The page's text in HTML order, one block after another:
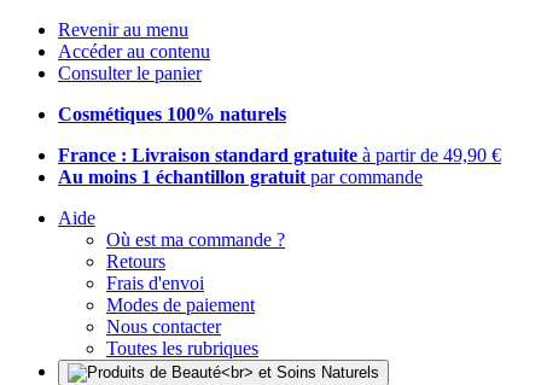
Revenir au menu
Accéder au contenu
Consulter le panier
Cosmétiques 100% naturels
France : Livraison standard gratuite à partir de 49,90 €
Au moins 1 échantillon gratuit par commande
Aide
Où est ma commande ?
Retours
Frais d'envoi
Modes de paiement
Nous contacter
Toutes les rubriques